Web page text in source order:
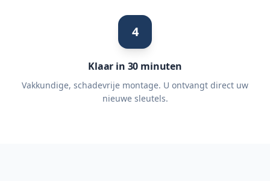
4
Klaar in 30 minuten
Vakkundige, schadevrije montage. U ontvangt direct uw
nieuwe sleutels.